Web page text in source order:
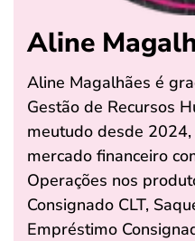
Aline
Aline Magalhães é
Gestão de Recursos
meutudo desde
mercado financeiro
Operações nos
Consignado CLT,
Empréstimo